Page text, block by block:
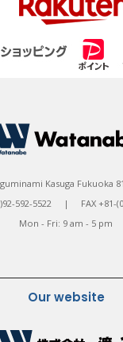
Kasuga Fukuoka
592-5522 | FAX +81-
Mon - Fri: 9 am - 5 pm
Our website